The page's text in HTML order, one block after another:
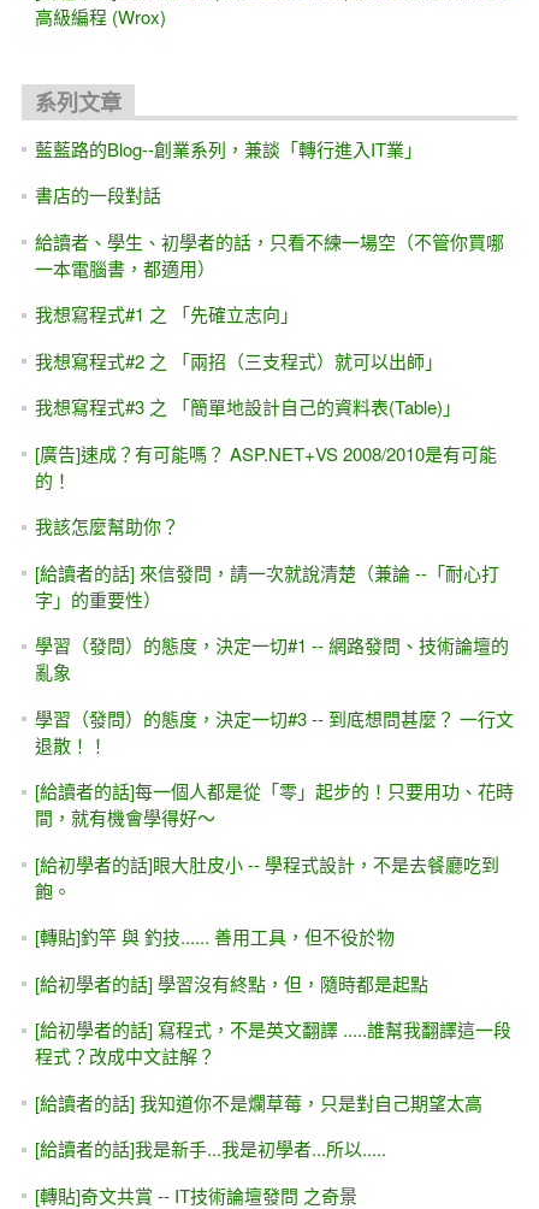
高級編程 (Wrox)
系列文章
藍藍路的Blog--創業系列，兼談「轉行進入IT業」
書店的一段對話
給讀者、學生、初學者的話，只看不練一場空（不管你買哪
一本電腦書，都適用）
我想寫程式#1 之 「先確立志向」
我想寫程式#2 之 「兩招（三支程式）就可以出師」
我想寫程式#3 之 「簡單地設計自己的資料表(Table)」
[廣告]速成？有可能嗎？ ASP.NET+VS 2008/2010是有可能
的！
我該怎麼幫助你？
[給讀者的話] 來信發問，請一次就說清楚（兼論 --「耐心打
字」的重要性）
學習（發問）的態度，決定一切#1 -- 網路發問、技術論壇的
亂象
學習（發問）的態度，決定一切#3 -- 到底想問甚麼？ 一行文
退散！！
[給讀者的話]每一個人都是從「零」起步的！只要用功、花時
間，就有機會學得好～
[給初學者的話]眼大肚皮小 -- 學程式設計，不是去餐廳吃到
飽。
[轉貼]釣竿 與 釣技...... 善用工具，但不役於物
[給初學者的話] 學習沒有終點，但，隨時都是起點
[給初學者的話] 寫程式，不是英文翻譯 .....誰幫我翻譯這一段
程式？改成中文註解？
[給讀者的話] 我知道你不是爛草莓，只是對自己期望太高
[給讀者的話]我是新手...我是初學者...所以.....
[轉貼]奇文共賞 -- IT技術論壇發問 之奇景